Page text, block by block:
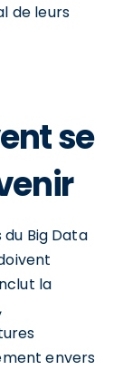
de leurs
se
Big Data
la
envers